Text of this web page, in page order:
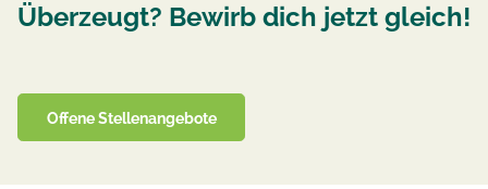
Überzeugt? Bewirb dich jetzt gleich!
Offene Stellenangebote